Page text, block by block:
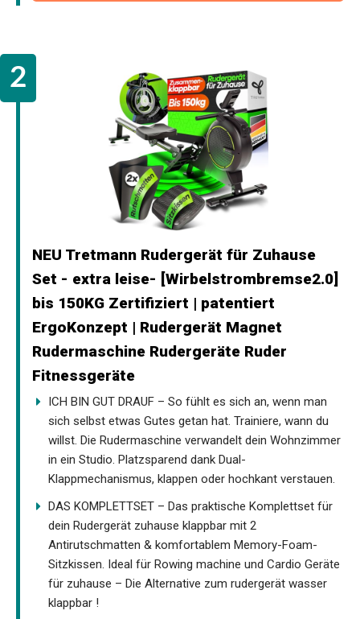
NEU Tretmann Rudergerät für Zuhause
Set - extra leise- [Wirbelstrombremse2.0]
bis 150KG Zertifiziert | patentiert
ErgoKonzept | Rudergerät Magnet
Rudermaschine Rudergeräte Ruder
Fitnessgeräte
ICH BIN GUT DRAUF – So fühlt es sich an, wenn man
sich selbst etwas Gutes getan hat. Trainiere, wann du
willst. Die Rudermaschine verwandelt dein Wohnzimmer
in ein Studio. Platzsparend dank Dual-
Klappmechanismus, klappen oder hochkant verstauen.
DAS KOMPLETTSET – Das praktische Komplettset für
dein Rudergerät zuhause klappbar mit 2
Antirutschmatten & komfortablem Memory-Foam-
Sitzkissen. Ideal für Rowing machine und Cardio Geräte
für zuhause – Die Alternative zum rudergerät wasser
klappbar !